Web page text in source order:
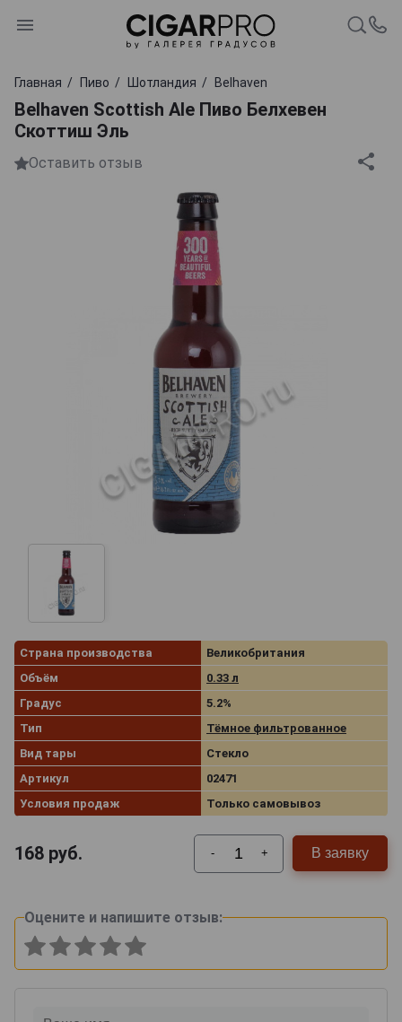
Главная Пиво Шотландия Belhaven
Belhaven Scottish Ale Пиво Белхевен
Скоттиш Эль
Оставить отзыв
Страна производства
Великобритания
Объём
0.33 л
Градус
5.2%
Тип
Тёмное фильтрованное
Вид тары
Стекло
Артикул
02471
Условия продаж
Только самовывоз
168 руб. - + В заявку
Оцените и напишите отзыв: